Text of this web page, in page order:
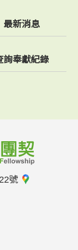
最新消息
詢奉獻紀錄
號